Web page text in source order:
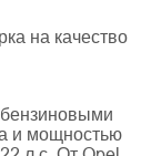
и мощностью